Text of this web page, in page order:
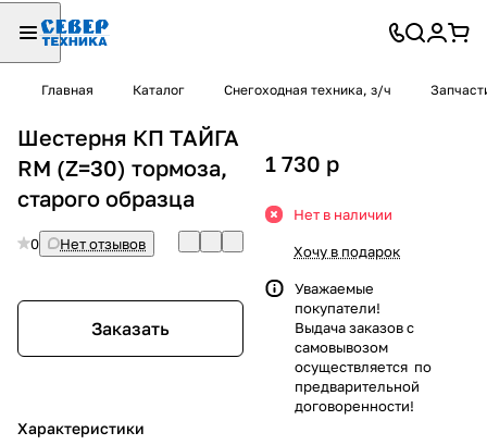
Главная Каталог Снегоходная техника, з/ч
Шестерня КП ТАЙГА
RM (Z=30) тормоза,
старого образца
0 Нет отзывов
Заказать
Характеристики
1 730 p
Нет в наличии
Хочу в подарок
Уважаемые
покупатели!
Выдача заказов с
самовывозом
осуществляется по
предварительной
договоренности!